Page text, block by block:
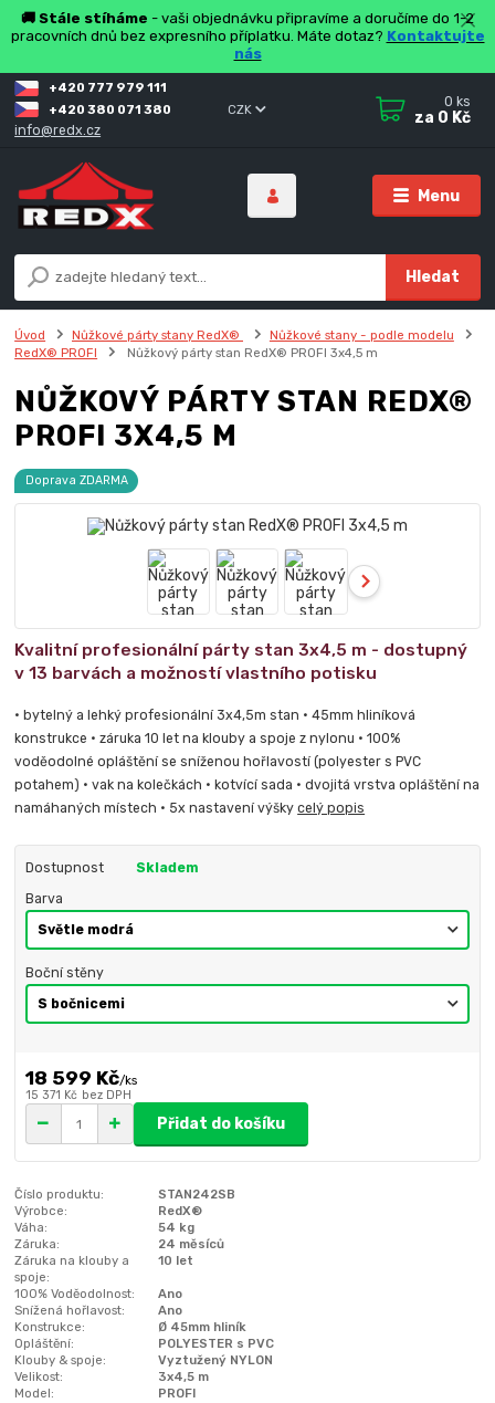
🚚 Stále stíháme - vaši objednávku připravíme a doručíme do 1-2
pracovních dnů bez expresního příplatku. Máte dotaz? Kontaktujte
nás
Menu
CZK
Hledat
+420 777 979 111
+420 380 071 380
info@redx.cz
0 ks
za 0 Kč
Úvod Nůžkové párty stany RedX®
Nůžkové stany - podle modelu
RedX® PROFI
Nůžkový párty stan RedX® PROFI 3x4,5 m
NŮŽKOVÝ PÁRTY STAN REDX®
PROFI 3X4,5 M
Doprava ZDARMA
Kvalitní profesionální párty stan 3x4,5 m - dostupný
v 13 barvách a možností vlastního potisku
• bytelný a lehký profesionální 3x4,5m stan • 45mm hliníková
konstrukce • záruka 10 let na klouby a spoje z nylonu • 100%
voděodolné opláštění se sníženou hořlavostí (polyester s PVC
potahem) • vak na kolečkách • kotvící sada • dvojitá vrstva opláštění na
namáhaných místech • 5x nastavení výškycelý popis
Dostupnost Skladem
Barva
Boční stěny
18 599 Kč/ks
15 371 Kč bez DPH
Přidat do košíku
Číslo produktu:
STAN242SB
Výrobce:
RedX®
Váha:
54 kg
Záruka:
24 měsíců
Záruka na klouby a
spoje:
10 let
100% Voděodolnost:
Ano
Snížená hořlavost:
Ano
Konstrukce:
Ø 45mm hliník
Opláštění:
POLYESTER s PVC
Klouby & spoje:
Vyztužený NYLON
Velikost:
3x4,5 m
Model:
PROFI